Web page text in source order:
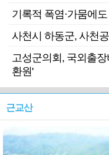
기록적 폭염·가뭄에
사천시 하동군, 사천
고성군의회, 국외출장
환원'
근교산